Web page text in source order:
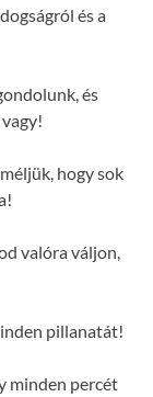
és a
és
hogy sok
valóra váljon,
pillanatát!
minden percét